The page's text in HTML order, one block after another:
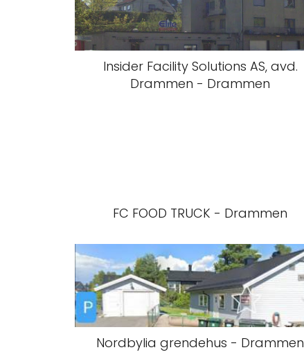
Insider Facility Solutions AS, avd.
Drammen - Drammen
FC FOOD TRUCK - Drammen
Nordbylia grendehus - Drammen